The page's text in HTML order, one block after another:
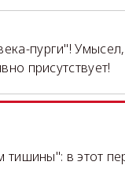
пурги"!
присутствует!
тишины": в этот